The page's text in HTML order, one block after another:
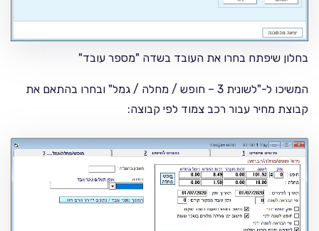
בחלון שיפתח בחרו את העובד בשדה "מספר עובד"
המשיכו ל-"לשונית 3 – חופש / מחלה / גמל" ובחרו בהתאם את
קבוצת מחיר עבור רכב צמוד לפי קבוצה: